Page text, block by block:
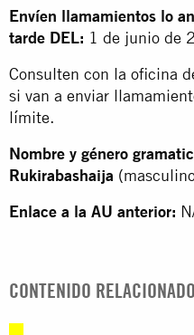
Envíen llamamientos lo
tarde DEL: 1 de junio de
Consulten con la oficina
si van a enviar
límite.
Nombre y género
Rukirabashaija
Enlace a la AU anterior:
CONTENIDO RELACIONADO